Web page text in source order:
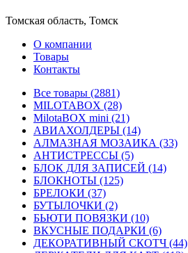
Томская область, Томск
О компании
Товары
Контакты
Все товары (2881)
MILOTABOX (28)
MilotaBOX mini (21)
АВИАХОЛДЕРЫ (14)
АЛМАЗНАЯ МОЗАИКА (33)
АНТИСТРЕССЫ (5)
БЛОК ДЛЯ ЗАПИСЕЙ (14)
БЛОКНОТЫ (125)
БРЕЛОКИ (37)
БУТЫЛОЧКИ (2)
БЬЮТИ ПОВЯЗКИ (10)
ВКУСНЫЕ ПОДАРКИ (6)
ДЕКОРАТИВНЫЙ СКОТЧ (44)